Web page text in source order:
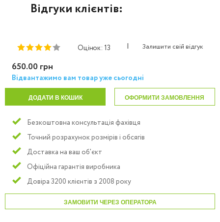
Відгуки клієнтів:
Оцінок: 13 | Залишити свій відгук
650.00 грн
Відвантажимо вам товар уже сьогодні
ДОДАТИ В КОШИК ОФОРМИТИ ЗАМОВЛЕННЯ
Безкоштовна консультація фахівця
Точний розрахунок розмірів і обсягів
Доставка на ваш об'єкт
Офіційна гарантія виробника
Довіра 3200 клієнтів з 2008 року
ЗАМОВИТИ ЧЕРЕЗ ОПЕРАТОРА